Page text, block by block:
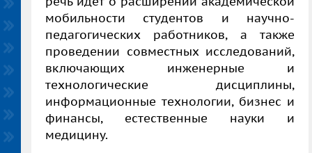
мобильности студентов и научно-
педагогических работников, а также
проведении совместных исследований,
включающих инженерные и
технологические дисциплины,
информационные технологии, бизнес и
финансы, естественные науки и
медицину.